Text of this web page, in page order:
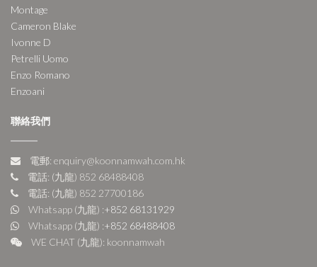
Montage
Cameron Blake
Ivonne D
Petrelli Uomo
Enzo Romano
Enzoani
聯絡我們
電郵: enquiry@koonnamwah.com.hk
電話: (九龍) 852 68488408
電話: (九龍) 852 27700186
Whatsapp (九龍) :+852 68131929
Whatsapp (九龍) :+852 68488408
WE CHAT (九龍): koonnamwah